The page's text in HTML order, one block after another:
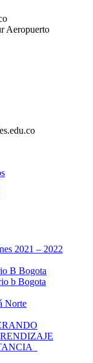
Aeropuerto
2021 – 2022
B Bogota
b Bogota
Norte